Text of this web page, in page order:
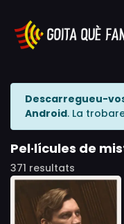
Descarregueu-
Android. La
Pel·lícules de
371 resultats